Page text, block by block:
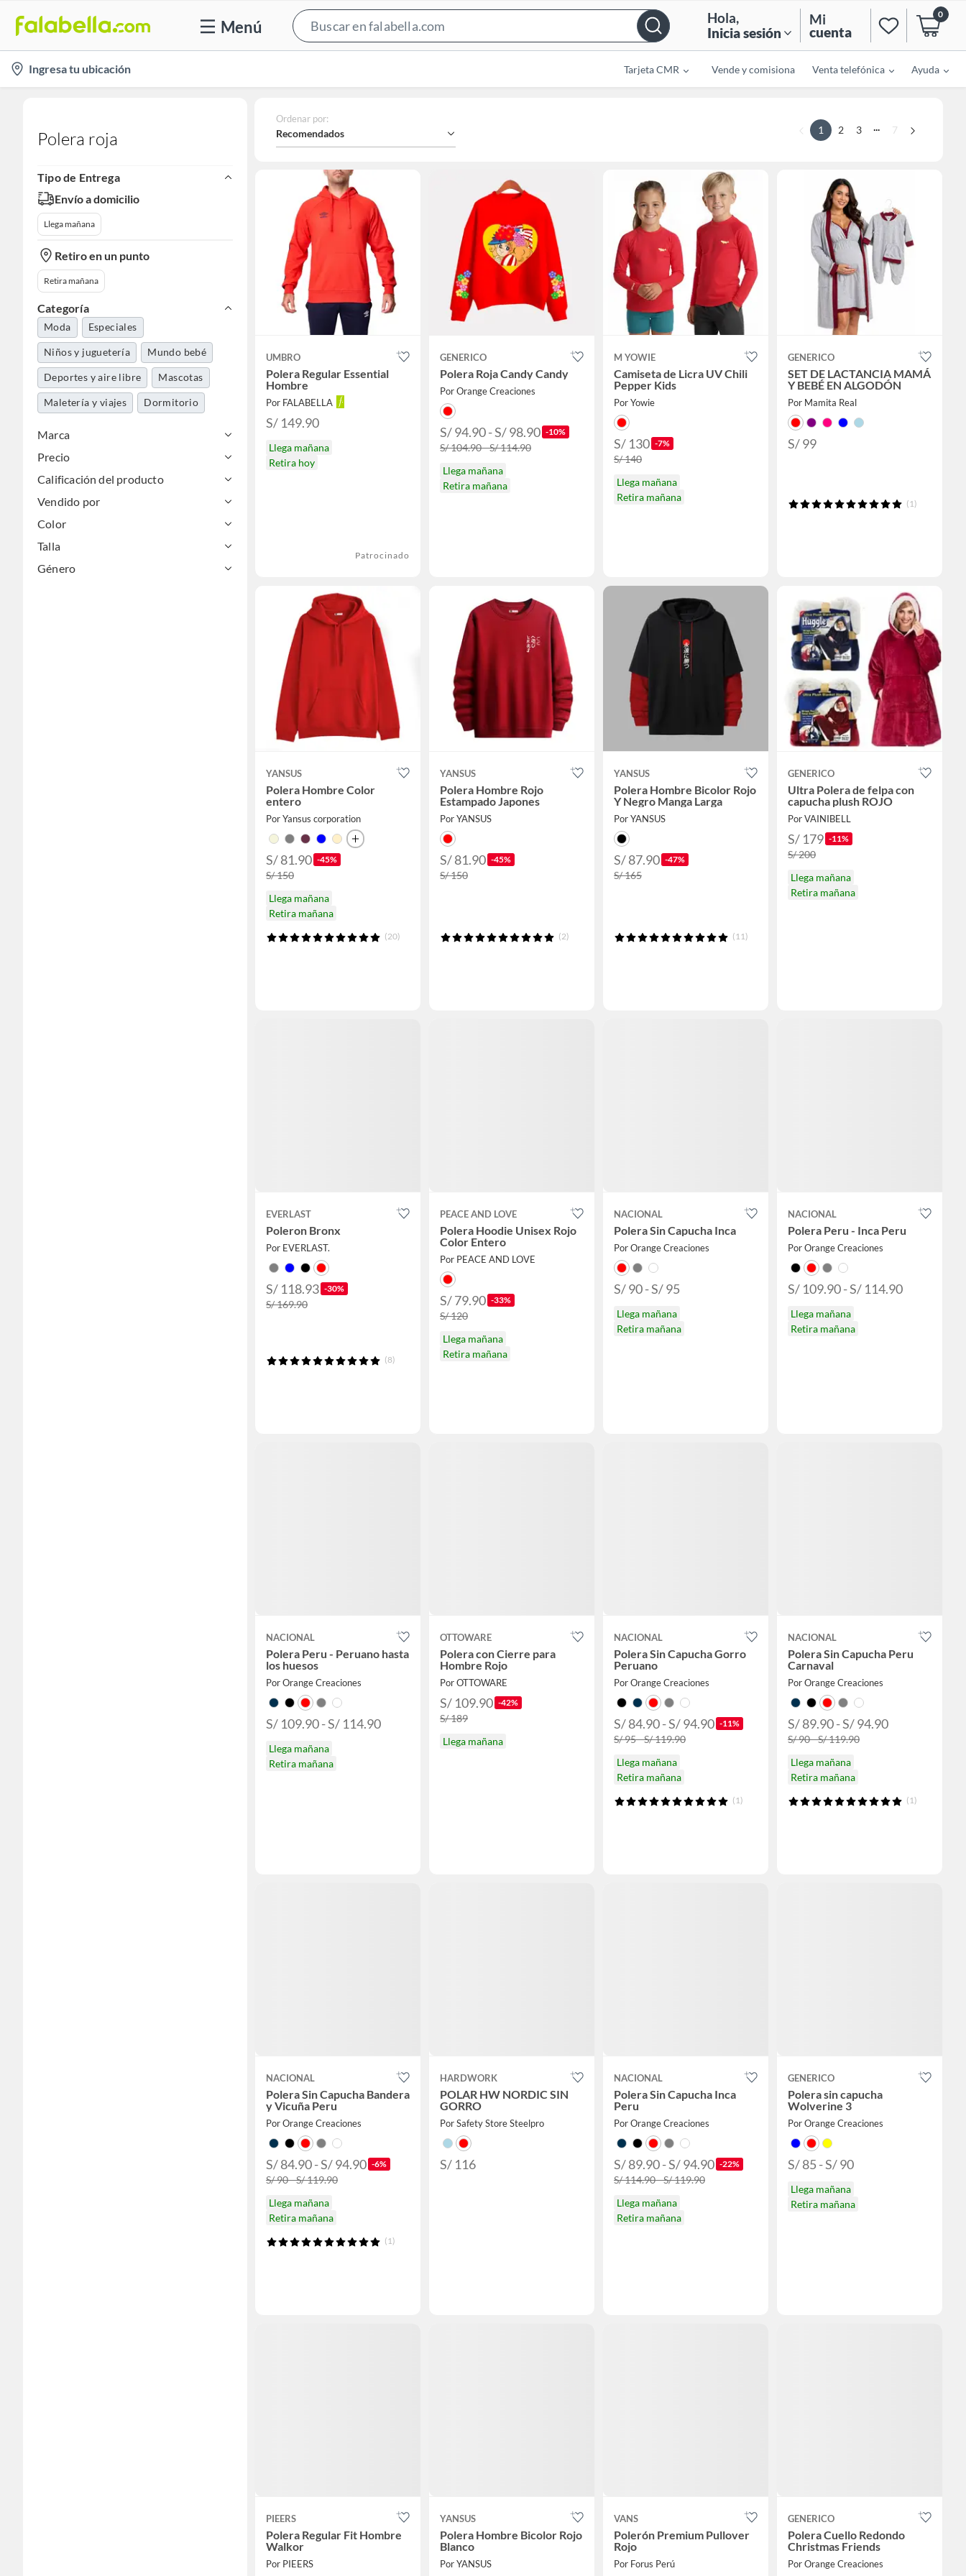
Menú
Bar
Hola,
Inicia sesión
Mi
cuenta
0
location-
icon
Ingresa tu ubicación Tarjeta CMR Vende y comisiona Venta telefónica Ayuda
Polera roja​
Tipo de Entrega
Envío a domicilio
Llega mañana
Retiro en un punto
Retira mañana
Categoría
Moda Especiales
Niños y juguetería Mundo bebé
Deportes y aire libre Mascotas
Maletería y viajes Dormitorio
Marca
Precio
Calificación del producto
Vendido por
Color
Talla
Género
Ordenar por:
Recomendados 1 2 3 ... 7
UMBRO
Polera Regular Essential
Hombre
Por FALABELLA
S/ 149.90
Llega mañana
Retira hoy
Patrocinado
GENERICO
Polera Roja Candy Candy
Por Orange Creaciones
S/ 94.90 - S/ 98.90 -10%
S/ 104.90 - S/ 114.90
Llega mañana
Retira mañana
M YOWIE
Camiseta de Licra UV Chili
Pepper Kids
Por Yowie
S/ 130 -7%
S/ 140
Llega mañana
Retira mañana
GENERICO
SET DE LACTANCIA MAMÁ
Y BEBÉ EN ALGODÓN
Por Mamita Real
S/ 99
(1)
YANSUS
Polera Hombre Color
entero
Por Yansus corporation
S/ 81.90 -45%
S/ 150
Llega mañana
Retira mañana
(20)
YANSUS
Polera Hombre Rojo
Estampado Japones
Por YANSUS
S/ 81.90 -45%
S/ 150
(2)
YANSUS
Polera Hombre Bicolor Rojo
Y Negro Manga Larga
Por YANSUS
S/ 87.90 -47%
S/ 165
(11)
GENERICO
Ultra Polera de felpa con
capucha plush ROJO
Por VAINIBELL
S/ 179 -11%
S/ 200
Llega mañana
Retira mañana
EVERLAST
Poleron Bronx
Por EVERLAST.
S/ 118.93 -30%
S/ 169.90
(8)
PEACE AND LOVE
Polera Hoodie Unisex Rojo
Color Entero
Por PEACE AND LOVE
S/ 79.90 -33%
S/ 120
Llega mañana
Retira mañana
NACIONAL
Polera Sin Capucha Inca
Por Orange Creaciones
S/ 90 - S/ 95
Llega mañana
Retira mañana
NACIONAL
Polera Peru - Inca Peru
Por Orange Creaciones
S/ 109.90 - S/ 114.90
Llega mañana
Retira mañana
NACIONAL
Polera Peru - Peruano hasta
los huesos
Por Orange Creaciones
S/ 109.90 - S/ 114.90
Llega mañana
Retira mañana
OTTOWARE
Polera con Cierre para
Hombre Rojo
Por OTTOWARE
S/ 109.90 -42%
S/ 189
Llega mañana
NACIONAL
Polera Sin Capucha Gorro
Peruano
Por Orange Creaciones
S/ 84.90 - S/ 94.90 -11%
S/ 95 - S/ 119.90
Llega mañana
Retira mañana
(1)
NACIONAL
Polera Sin Capucha Peru
Carnaval
Por Orange Creaciones
S/ 89.90 - S/ 94.90
S/ 90 - S/ 119.90
Llega mañana
Retira mañana
(1)
NACIONAL
Polera Sin Capucha Bandera
y Vicuña Peru
Por Orange Creaciones
S/ 84.90 - S/ 94.90 -6%
S/ 90 - S/ 119.90
Llega mañana
Retira mañana
(1)
HARDWORK
POLAR HW NORDIC SIN
GORRO
Por Safety Store Steelpro
S/ 116
NACIONAL
Polera Sin Capucha Inca
Peru
Por Orange Creaciones
S/ 89.90 - S/ 94.90 -22%
S/ 114.90 - S/ 119.90
Llega mañana
Retira mañana
GENERICO
Polera sin capucha
Wolverine 3
Por Orange Creaciones
S/ 85 - S/ 90
Llega mañana
Retira mañana
PIEERS
Polera Regular Fit Hombre
Walkor
Por PIEERS
YANSUS
Polera Hombre Bicolor Rojo
Blanco
Por YANSUS
VANS
Polerón Premium Pullover
Rojo
Por Forus Perú
GENERICO
Polera Cuello Redondo
Christmas Friends
Por Orange Creaciones